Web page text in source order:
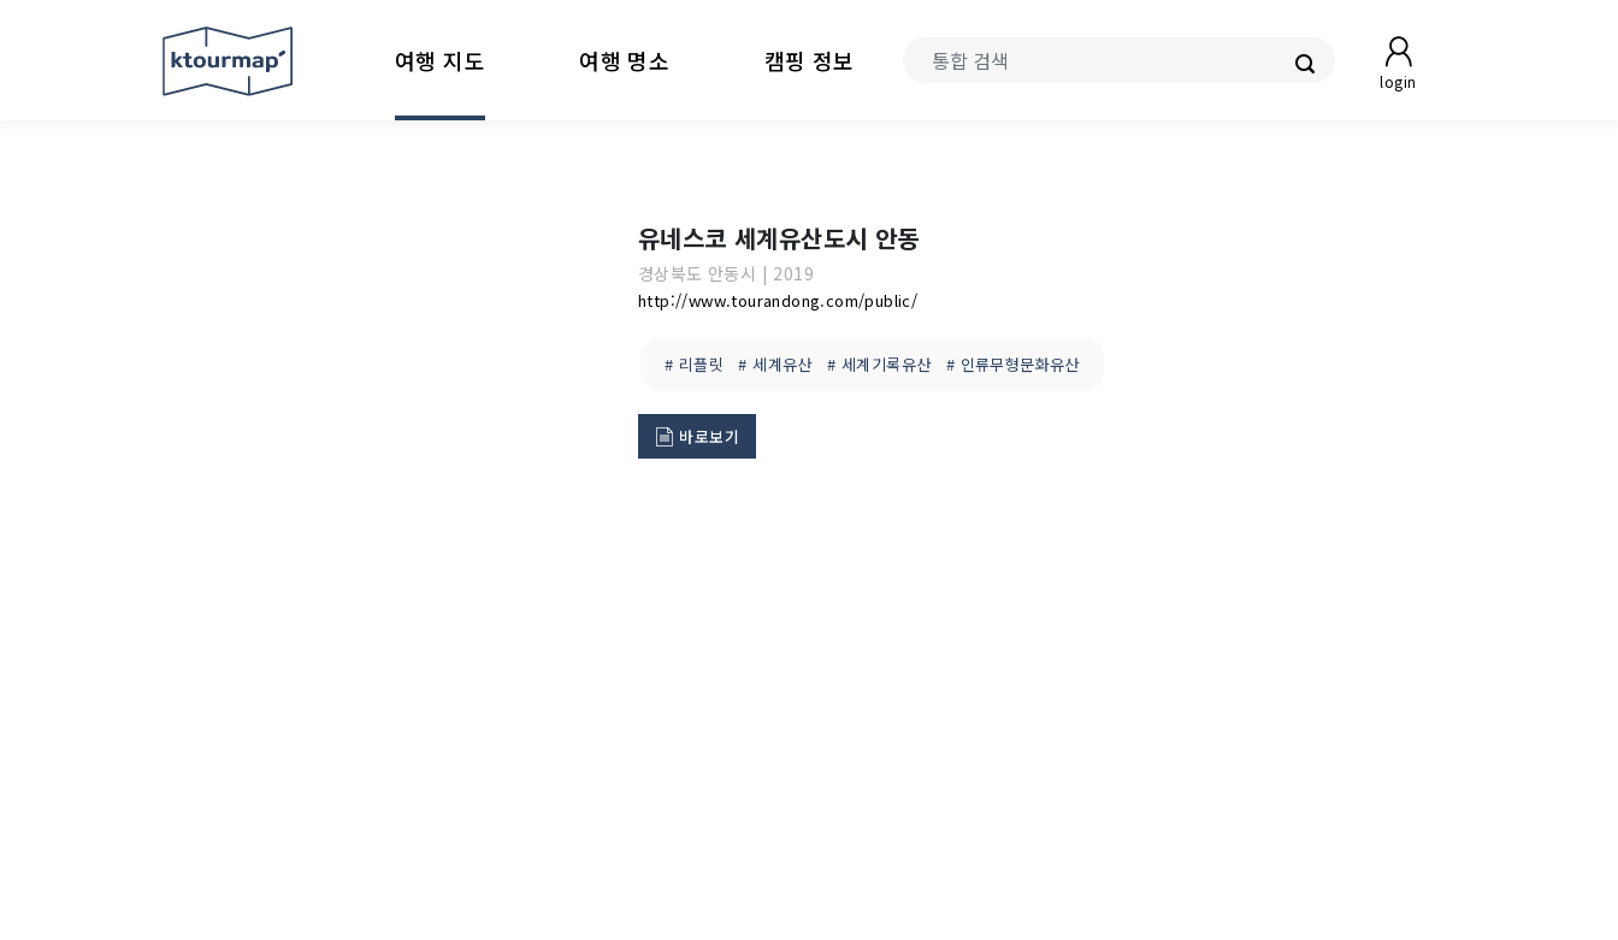
login
여행 지도 여행 명소 캠핑 정보
유네스코 세계유산도시 안동
경상북도 안동시 | 2019
http://www.tourandong.com/public/
# 리플릿 # 세계유산 # 세계기록유산 # 인류무형문화유산
바로보기